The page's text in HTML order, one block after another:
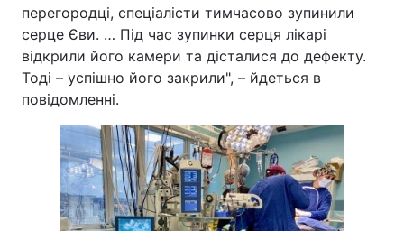
перегородці, спеціалісти тимчасово зупинили
серце Єви. … Під час зупинки серця лікарі
відкрили його камери та дісталися до дефекту.
Тоді – успішно його закрили", – йдеться в
повідомленні.